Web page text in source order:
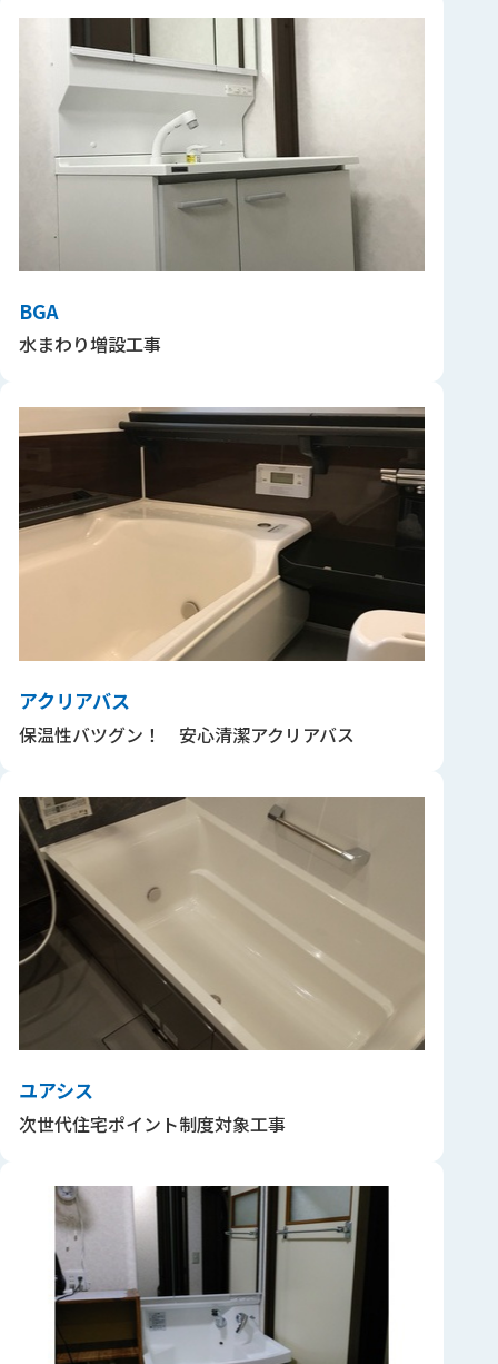
BGA
水まわり増設工事
アクリアバス
保温性バツグン！ 安心清潔アクリアバス
ユアシス
次世代住宅ポイント制度対象工事